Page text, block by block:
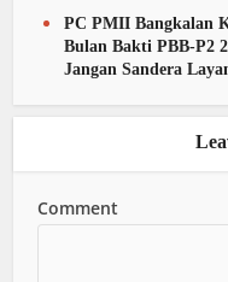
PC PMII Bangkalan
Bulan Bakti PBB-P2
Jangan Sandera
Comment